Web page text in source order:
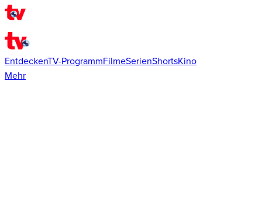
EntdeckenTV-ProgrammFilmeSerienShortsKino
Mehr